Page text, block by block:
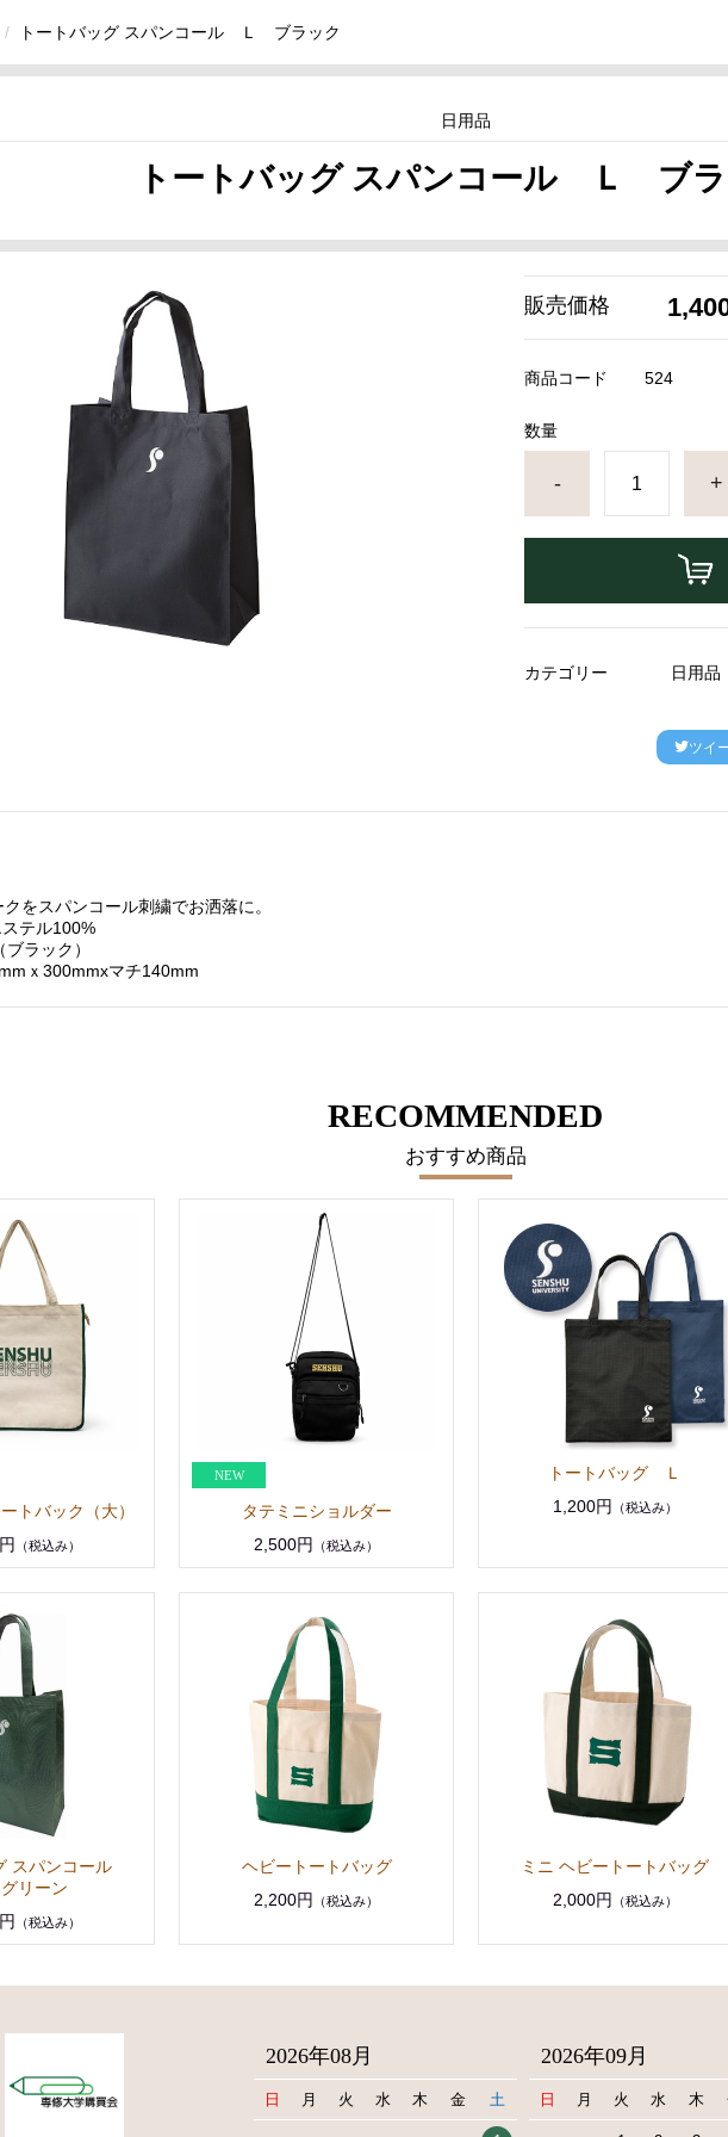
トートバッグ スパンコール Ｌ ブラック
日用品
トートバッグ スパンコール Ｌ ブラ
販売価格
商品コード 524
数量
- +
カテゴリー 日用品
ツイ
をスパンコール刺繍でお洒落に。
ステル100%
ラック）
ｘ300mmxマチ140mm
RECOMMENDED
おすすめ商品
トバック（大）
（税込み）
タテミニショルダー
2,500円
（税込み）
トートバッグ Ｌ
1,200円
（税込み）
スパンコール
リーン
（税込み）
ヘビートートバッグ
2,200円
（税込み）
ミニ ヘビートートバッグ
2,000円
（税込み）
2026年08月
日 月 火 水 木 金 土
2026年09月
日 月 火 水 木